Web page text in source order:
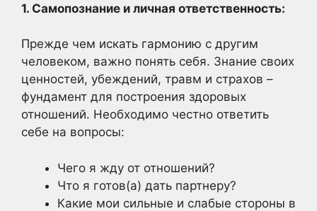
1. Самопознание и личная ответственность:
Прежде чем искать гармонию с другим
человеком, важно понять себя. Знание своих
ценностей, убеждений, травм и страхов –
фундамент для построения здоровых
отношений. Необходимо честно ответить
себе на вопросы:
Чего я жду от отношений?
Что я готов(а) дать партнеру?
Какие мои сильные и слабые стороны в